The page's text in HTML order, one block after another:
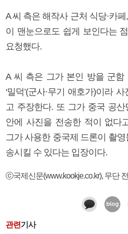
A 씨 측은 해작사 근처 식당·카
이 맨눈으로도 쉽게 보인다는
요청했다.
A 씨 측은 그가 본인 방을 군함
‘밀덕’(군사·무기 애호가)이라
고 주장한다. 또 그가 중국 공
안에 사진을 전송한 적이 없다
그가 사용한 중국제 드론이 촬
송시킬 수 있다는 입장이다.
ⓒ국제신문(www.kookje.co.kr), 무단
관련기사